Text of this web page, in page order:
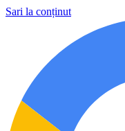
Sari la conținut